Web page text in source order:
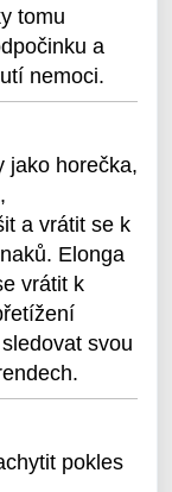
tomu
a
nemoci.
jako horečka,
a vrátit se k
Elonga
vrátit k
svou
pokles